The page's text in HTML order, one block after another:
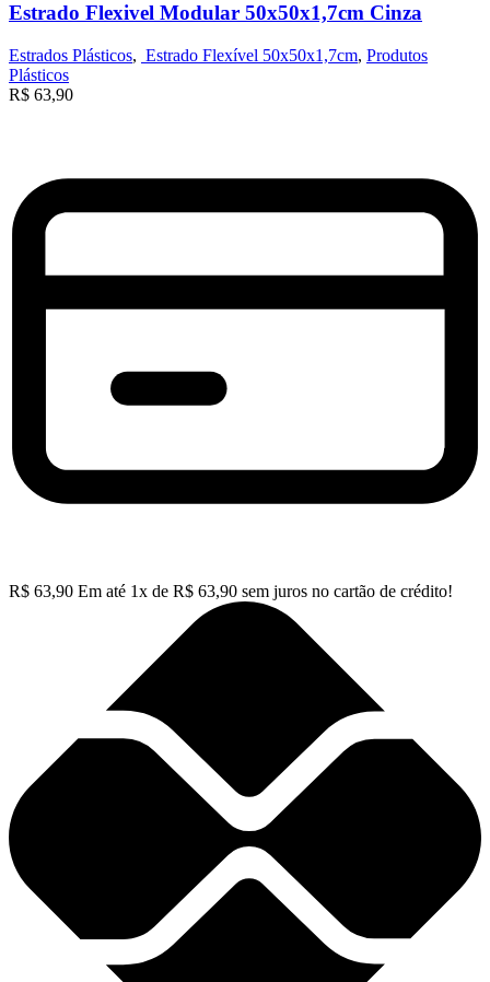
Estrado Flexivel Modular 50x50x1,7cm Cinza
Estrados Plásticos, Estrado Flexível 50x50x1,7cm, Produtos
Plásticos
R$ 63,90
R$ 63,90 Em até 1x de R$ 63,90 sem juros no cartão de crédito!